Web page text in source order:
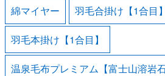
綿マイヤー 羽毛合掛け【1合目】
羽毛本掛け【1合目】
温泉毛布プレミアム【富士山溶岩